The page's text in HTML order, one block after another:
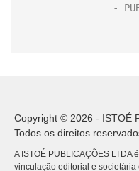
Copyright © 2026 - ISTOÉ
Todos os direitos
A ISTOÉ PUBLICAÇÕES
vinculação editorial e societária